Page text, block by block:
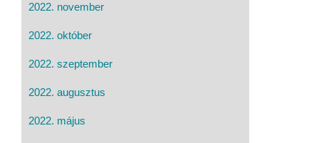
2022. november
2022. október
2022. szeptember
2022. augusztus
2022. május